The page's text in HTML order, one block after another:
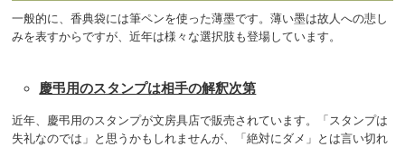
一般的に、香典袋には筆ペンを使った薄墨です。薄い墨は故人への悲し
みを表すからですが、近年は様々な選択肢も登場しています。
慶弔用のスタンプは相手の解釈次第
近年、慶弔用のスタンプが文房具店で販売されています。「スタンプは
失礼なのでは」と思うかもしれませんが、「絶対にダメ」とは言い切れ